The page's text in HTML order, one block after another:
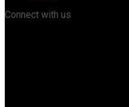
Connect with us